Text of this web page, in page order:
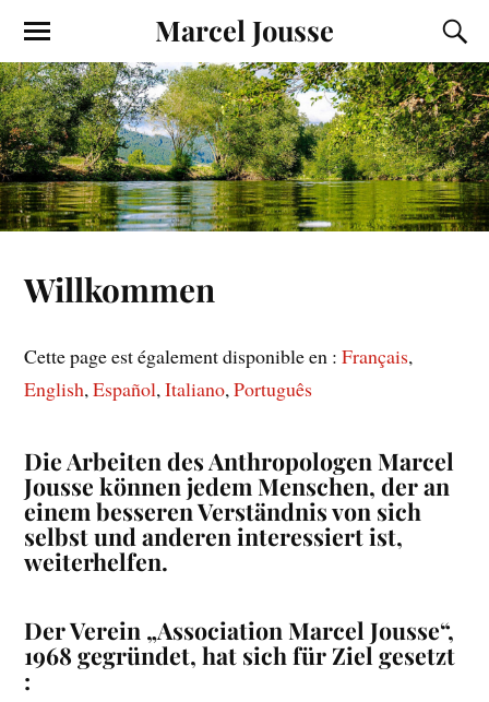
Marcel Jousse
Willkommen
Cette page est également disponible en :Français
English Español Italiano Português
Die Arbeiten des Anthropologen Marcel
Jousse können jedem Menschen, der an
einem besseren Verständnis von sich
selbst und anderen interessiert ist,
weiterhelfen.
Der Verein „Association Marcel Jousse“,
1968 gegründet, hat sich für Ziel gesetzt
: